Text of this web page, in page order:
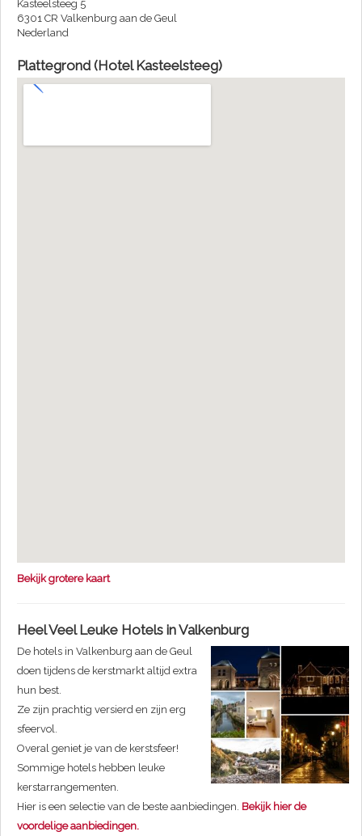
Kasteelsteeg 5
6301 CR Valkenburg aan de Geul
Nederland
Plattegrond (Hotel Kasteelsteeg)
Bekijk grotere kaart
Heel Veel Leuke Hotels in Valkenburg
De hotels in Valkenburg aan de Geul
doen tijdens de kerstmarkt altijd extra
hun best.
Ze zijn prachtig versierd en zijn erg
sfeervol.
Overal geniet je van de kerstsfeer!
Sommige hotels hebben leuke
kerstarrangementen.
Hier is een selectie van de beste aanbiedingen. Bekijk hier de
voordelige aanbiedingen.